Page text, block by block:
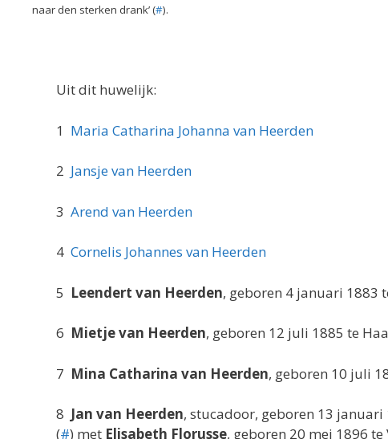
naar den sterken drank’ (#).
Uit dit huwelijk:
1 Maria Catharina Johanna van Heerden
2 Jansje van Heerden
3 Arend van Heerden
4 Cornelis Johannes van Heerden
5 Leendert van Heerden, geboren 4 januari 1883
6 Mietje van Heerden, geboren 12 juli 1885 te
7 Mina Catharina van Heerden, geboren 10 juli
8 Jan van Heerden, stucadoor, geboren 13
(#) met Elisabeth Florusse, geboren 20 mei 1896 te